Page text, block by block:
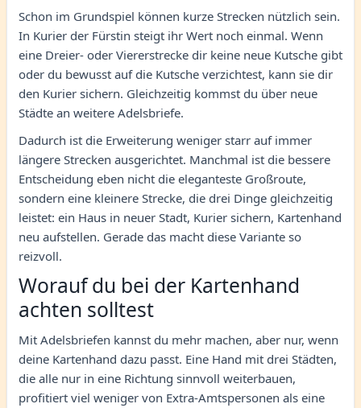
Schon im Grundspiel können kurze Strecken nützlich sein.
In Kurier der Fürstin steigt ihr Wert noch einmal. Wenn
eine Dreier- oder Viererstrecke dir keine neue Kutsche gibt
oder du bewusst auf die Kutsche verzichtest, kann sie dir
den Kurier sichern. Gleichzeitig kommst du über neue
Städte an weitere Adelsbriefe.
Dadurch ist die Erweiterung weniger starr auf immer
längere Strecken ausgerichtet. Manchmal ist die bessere
Entscheidung eben nicht die eleganteste Großroute,
sondern eine kleinere Strecke, die drei Dinge gleichzeitig
leistet: ein Haus in neuer Stadt, Kurier sichern, Kartenhand
neu aufstellen. Gerade das macht diese Variante so
reizvoll.
Worauf du bei der Kartenhand
achten solltest
Mit Adelsbriefen kannst du mehr machen, aber nur, wenn
deine Kartenhand dazu passt. Eine Hand mit drei Städten,
die alle nur in eine Richtung sinnvoll weiterbauen,
profitiert viel weniger von Extra-Amtspersonen als eine